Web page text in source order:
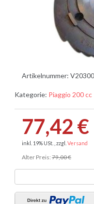
Artikelnummer:
Kategorie: Piaggio 200 cc
77,42 €
inkl. 19% USt. , zzgl. Versand
Alter Preis: 79,00 €